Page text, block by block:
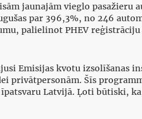
jaunajām vieglo pasažieru
par 396,3%, no 246
palielinot PHEV
Emisijas kvotu izsolīšanas
privātpersonām. Šīs
Latvijā. Ļoti būtiski,